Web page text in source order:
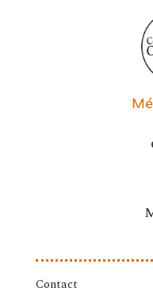
Contact